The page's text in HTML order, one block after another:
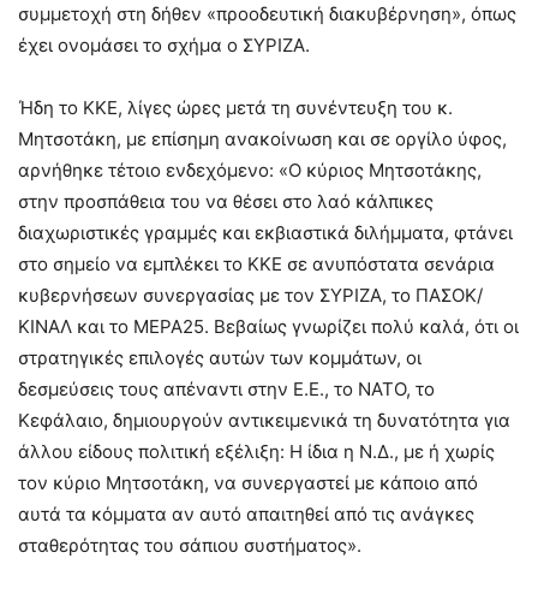
συμμετοχή στη δήθεν «προοδευτική διακυβέρνηση», όπως
έχει ονομάσει το σχήμα ο ΣΥΡΙΖΑ.
Ήδη το ΚΚΕ, λίγες ώρες μετά τη συνέντευξη του κ.
Μητσοτάκη, με επίσημη ανακοίνωση και σε οργίλο ύφος,
αρνήθηκε τέτοιο ενδεχόμενο: «Ο κύριος Μητσοτάκης,
στην προσπάθεια του να θέσει στο λαό κάλπικες
διαχωριστικές γραμμές και εκβιαστικά διλήμματα, φτάνει
στο σημείο να εμπλέκει το ΚΚΕ σε ανυπόστατα σενάρια
κυβερνήσεων συνεργασίας με τον ΣΥΡΙΖΑ, το ΠΑΣΟΚ/
ΚΙΝΑΛ και το ΜΕΡΑ25. Βεβαίως γνωρίζει πολύ καλά, ότι οι
στρατηγικές επιλογές αυτών των κομμάτων, οι
δεσμεύσεις τους απέναντι στην Ε.Ε., το ΝΑΤΟ, το
Κεφάλαιο, δημιουργούν αντικειμενικά τη δυνατότητα για
άλλου είδους πολιτική εξέλιξη: Η ίδια η Ν.Δ., με ή χωρίς
τον κύριο Μητσοτάκη, να συνεργαστεί με κάποιο από
αυτά τα κόμματα αν αυτό απαιτηθεί από τις ανάγκες
σταθερότητας του σάπιου συστήματος».